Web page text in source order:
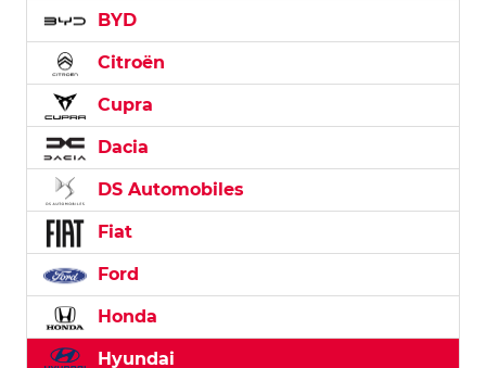
BYD
Citroën
Cupra
Dacia
DS Automobiles
Fiat
Ford
Honda
Hyundai